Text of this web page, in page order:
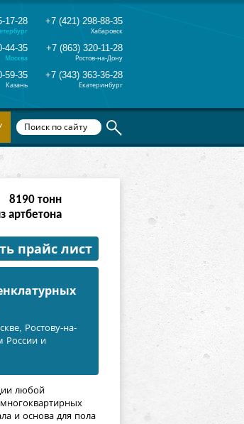
17-28 +7 (421) 298-88-35
Хабаровск
44-35
Москва
+7 (863) 320-11-28
Ростов-на-Дону
59-35
Казань
+7 (343) 363-36-28
Екатеринбург
32766тонн
артбетона
прайс лист
Ростову-на-
России и
любой
и основа для пола